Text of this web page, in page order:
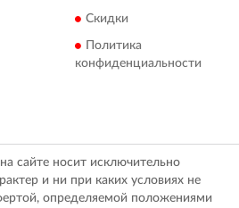
Скидки
Политика
конфиденциальности
сайте носит исключительно
и ни при каких условиях не
определяемой положениями